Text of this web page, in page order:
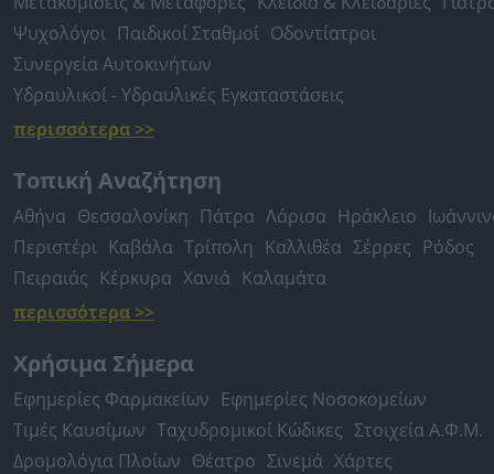
Ψυχολόγοι Παιδικοί Σταθμοί Οδοντίατροι
Συνεργεία Αυτοκινήτων
Υδραυλικοί - Υδραυλικές Εγκαταστάσεις
περισσότερα >>
Τοπική Αναζήτηση
Αθήνα Θεσσαλονίκη Πάτρα Λάρισα Ηράκλειο
Περιστέρι Καβάλα Τρίπολη Καλλιθέα Σέρρες Ρόδος
Πειραιάς Κέρκυρα Χανιά Καλαμάτα
περισσότερα >>
Χρήσιμα Σήμερα
Εφημερίες Φαρμακείων Εφημερίες Νοσοκομείων
Τιμές Καυσίμων Ταχυδρομικοί Κώδικες Στοιχεία Α.Φ.Μ.
Δρομολόγια Πλοίων Θέατρο Σινεμά Χάρτες